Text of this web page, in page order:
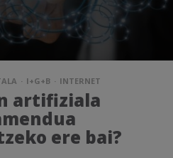
I+G+B INTERNET
artifiziala
ere bai?